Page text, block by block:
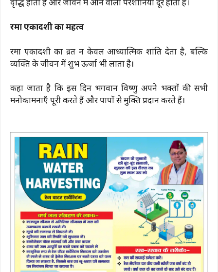
वृद्धि होती है और जीवन में आने वाली परेशानियाँ दूर होती हैं।
रमा एकादशी का महत्व
रमा एकादशी का व्रत न केवल आध्यात्मिक शांति देता है, बल्कि
व्यक्ति के जीवन में शुभ ऊर्जा भी लाता है।
कहा जाता है कि इस दिन भगवान विष्णु अपने भक्तों की सभी
मनोकामनाएँ पूरी करते हैं और पापों से मुक्ति प्रदान करते हैं।